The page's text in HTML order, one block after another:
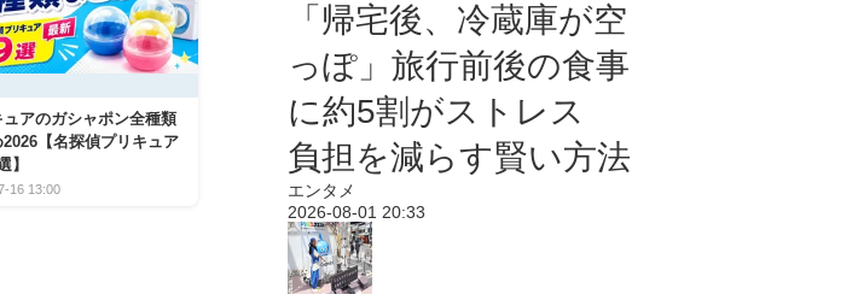
ュアのガシャポン全種類
2026【名探偵プリキュア
】
16 13:00
「帰宅後、冷蔵庫が空
っぽ」旅行前後の食事
に約5割がストレス
負担を減らす賢い方法
エンタメ
2026-08-01 20:33